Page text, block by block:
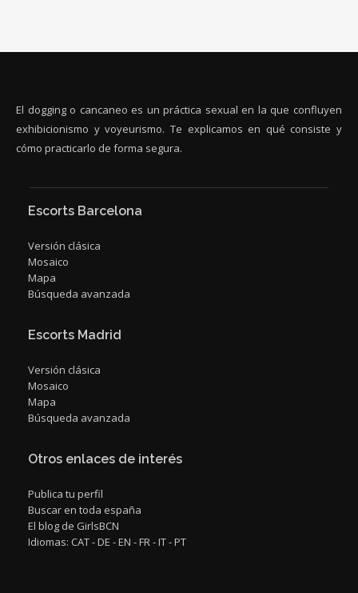
El dogging o cancaneo es un práctica sexual en la que confluyen
exhibicionismo y voyeurismo. Te explicamos en qué consiste y
cómo practicarlo de forma segura.
Escorts Barcelona
Versión clásica
Mosaico
Mapa
Búsqueda avanzada
Escorts Madrid
Versión clásica
Mosaico
Mapa
Búsqueda avanzada
Otros enlaces de interés
Publica tu perfil
Buscar en toda españa
El blog de GirlsBCN
Idiomas: CAT-DE -EN -FR -IT-PT